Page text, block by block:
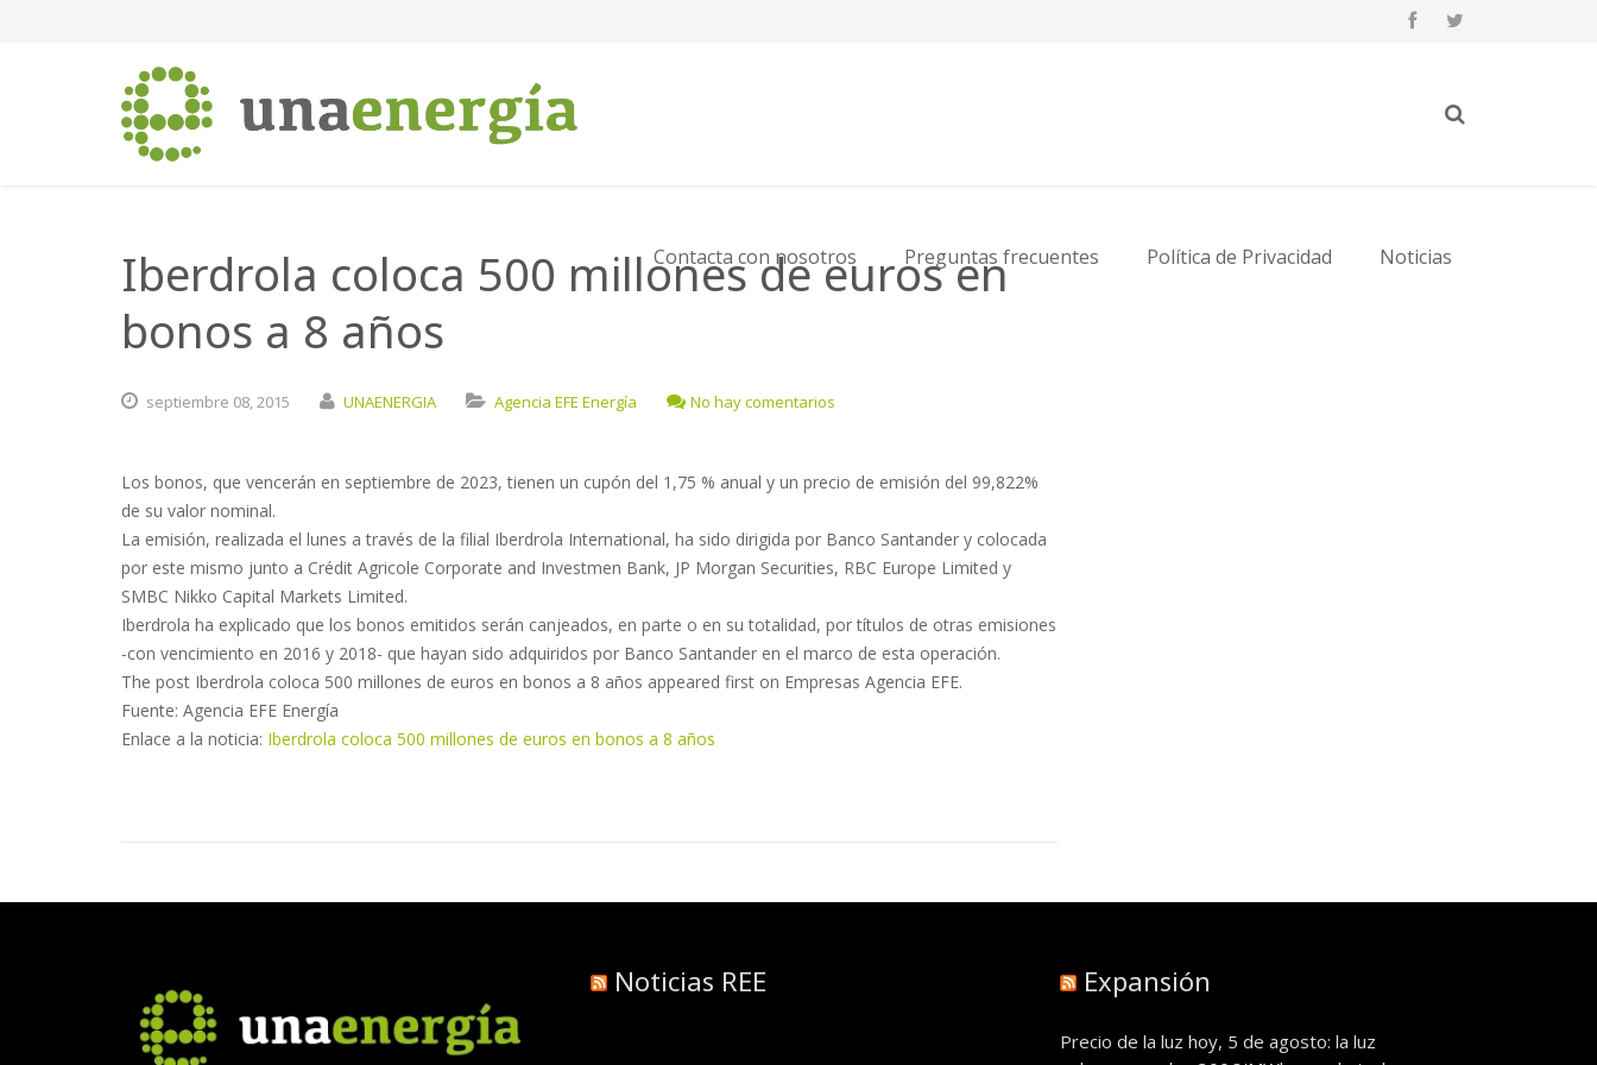
Contacta con nosotros Preguntas frecuentes Política de Privacidad Noticias
Iberdrola coloca 500 millones de euros en
bonos a 8 años
septiembre 08,2015 UNAENERGIA Agencia EFE Energía No hay comentarios
Los bonos, que vencerán en septiembre de 2023, tienen un cupón del 1,75 % anual y un precio de emisión del 99,822%
de su valor nominal.
La emisión, realizada el lunes a través de la filial Iberdrola International, ha sido dirigida por Banco Santander y colocada
por este mismo junto a Crédit Agricole Corporate and Investmen Bank, JP Morgan Securities, RBC Europe Limited y
SMBC Nikko Capital Markets Limited.
Iberdrola ha explicado que los bonos emitidos serán canjeados, en parte o en su totalidad, por títulos de otras emisiones
-con vencimiento en 2016 y 2018- que hayan sido adquiridos por Banco Santander en el marco de esta operación.
The post Iberdrola coloca 500 millones de euros en bonos a 8 años appeared first on Empresas Agencia EFE.
Fuente: Agencia EFE Energía
Enlace a la noticia: Iberdrola coloca 500 millones de euros en bonos a 8 años
Noticias REE Expansión
Precio de la luz hoy, 5 de agosto: la luz